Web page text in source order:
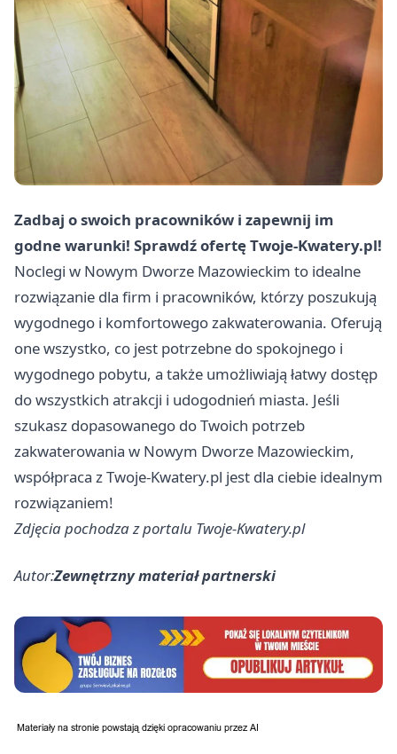
Zadbaj o swoich pracowników i zapewnij im
godne warunki! Sprawdź ofertę Twoje-Kwatery.pl!
Noclegi w Nowym Dworze Mazowieckim to idealne
rozwiązanie dla firm i pracowników, którzy poszukują
wygodnego i komfortowego zakwaterowania. Oferują
one wszystko, co jest potrzebne do spokojnego i
wygodnego pobytu, a także umożliwiają łatwy dostęp
do wszystkich atrakcji i udogodnień miasta. Jeśli
szukasz dopasowanego do Twoich potrzeb
zakwaterowania w Nowym Dworze Mazowieckim,
współpraca z Twoje-Kwatery.pl jest dla ciebie idealnym
rozwiązaniem!
Zdjęcia pochodza z portalu Twoje-Kwatery.pl
Autor:Zewnętrzny materiał partnerski